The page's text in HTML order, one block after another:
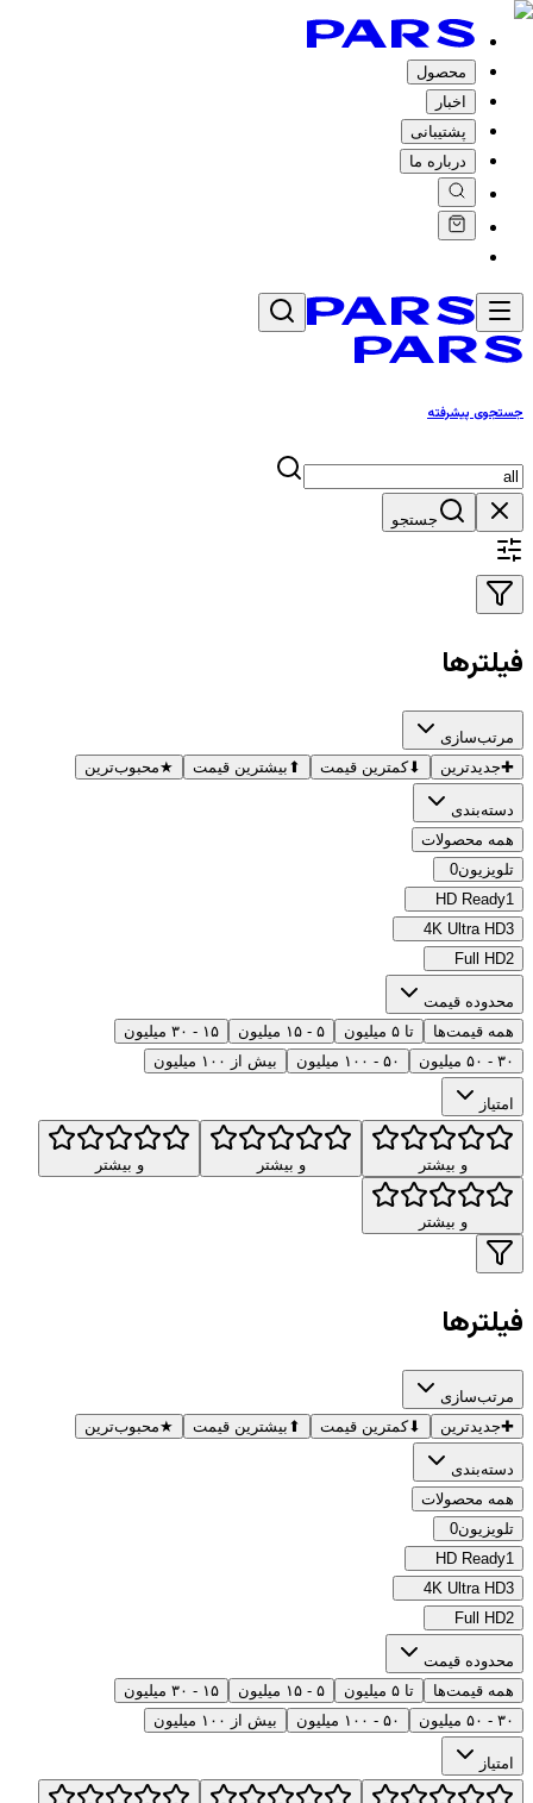
محصول
اخبار
پشتیبانی
درباره ما
جستجوی پیشرفته
جستجو
فیلترها
مرتب‌سازی
✚جدیدترین ⬇کمترین قیمت ⬆ بیشترین قیمت ★محبوب‌ترین
دسته‌بندی
همه محصولات
تلویزیون0
HD Ready1
4K Ultra HD3
Full HD2
محدوده قیمت
همه قیمت‌ها
تا ۵ میلیون ۵ - ۱۵ میلیون
۱۵ - ۳۰ میلیون
۳۰ - ۵۰ میلیون
۵۰ - ۱۰۰ میلیون بیش از ۱۰۰ میلیون
امتیاز
و بیشتر و بیشتر و بیشتر
و بیشتر
فیلترها
مرتب‌سازی
✚جدیدترین ⬇کمترین قیمت ⬆ بیشترین قیمت ★محبوب‌ترین
دسته‌بندی
همه محصولات
تلویزیون0
HD Ready1
4K Ultra HD3
Full HD2
محدوده قیمت
همه قیمت‌ها
تا ۵ میلیون ۵ - ۱۵ میلیون
۱۵ - ۳۰ میلیون
۳۰ - ۵۰ میلیون
۵۰ - ۱۰۰ میلیون بیش از ۱۰۰ میلیون
امتیاز